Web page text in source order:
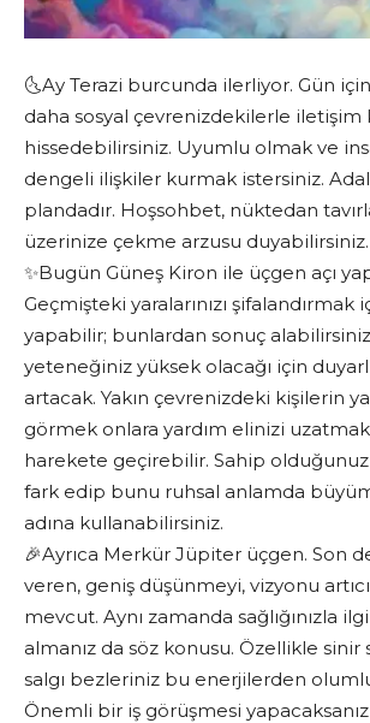
🌜Ay Terazi burcunda ilerliyor. Gün
daha sosyal çevrenizdekilerle iletişim
hissedebilirsiniz. Uyumlu olmak ve
dengeli ilişkiler kurmak istersiniz.
plandadır. Hoşsohbet, nüktedan
üzerinize çekme arzusu duyabilirsiniz.
✨Bugün Güneş Kiron ile üçgen açı
Geçmişteki yaralarınızı şifalandırmak
yapabilir; bunlardan sonuç
yeteneğiniz yüksek olacağı için
artacak. Yakın çevrenizdeki kişilerin
görmek onlara yardım elinizi uzatmak
harekete geçirebilir. Sahip
fark edip bunu ruhsal anlamda
adına kullanabilirsiniz.
🎉Ayrıca Merkür Jüpiter üçgen. Son
veren, geniş düşünmeyi, vizyonu
mevcut. Aynı zamanda sağlığınızla
almanız da söz konusu. Özellikle sinir
salgı bezleriniz bu enerjilerden
Önemli bir iş görüşmesi